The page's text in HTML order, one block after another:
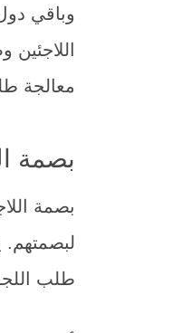
وباقي
معالجة
بصمة
بصمة
لبصمتهم.
طلب